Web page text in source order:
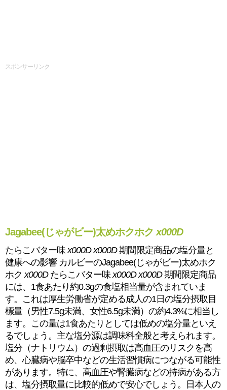
スポンサーリンク
Jagabee(じゃがビー)太めホクホク x000D
たらこバター味x000D x000D期間限定商品の塩分量と
健康への影響 カルビーのJagabee(じゃがビー)太めホク
ホクx000Dたらこバター味x000D x000D期間限定商品
には、1食あたり約0.3gの食塩相当量が含まれていま
す。これは厚生労働省が定める成人の1日の塩分摂取目
標量（男性7.5g未満、女性6.5g未満）の約4.3%に相当し
ます。この量は1食あたりとしては低めの塩分量といえ
るでしょう。主な塩分源は調味料全般と考えられます。
塩分（ナトリウム）の過剰摂取は高血圧のリスクを高
め、心臓病や脳卒中などの生活習慣病につながる可能性
があります。特に、高血圧や腎臓病などの持病がある方
は、塩分摂取量に比較的低めで安心でしょう。日本人の